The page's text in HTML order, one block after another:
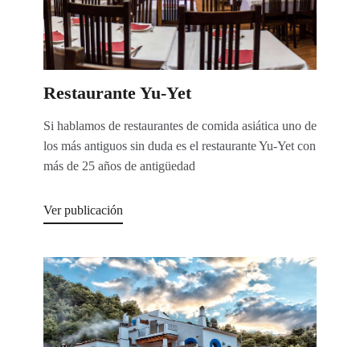
Restaurante Yu-Yet
Si hablamos de restaurantes de comida asiática uno de
los más antiguos sin duda es el restaurante Yu-Yet con
más de 25 años de antigüedad
Ver publicación